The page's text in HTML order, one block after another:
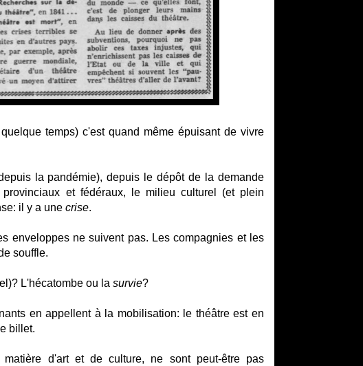
temps) c'est quand même épuisant de vivre
la pandémie), depuis le dépôt de la demande
et fédéraux, le milieu culturel (et plein
il y a une crise.
enveloppes ne suivent pas. Les compagnies et les
souffle.
L'hécatombe ou la survie?
en appellent à la mobilisation: le théâtre est en
billet.
d'art et de culture, ne sont peut-être pas